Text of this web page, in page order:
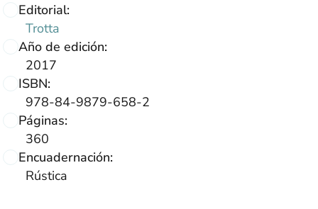
Editorial:
Trotta
Año de edición:
2017
ISBN:
978-84-9879-658-2
Páginas:
360
Encuadernación:
Rústica